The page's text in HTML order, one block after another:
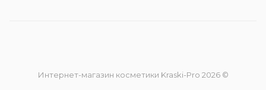
Интернет-магазин косметики Kraski-Pro 2026 ©